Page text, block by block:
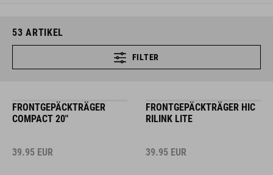
53 ARTIKEL
FILTER
FRONTGEPÄCKTRÄGER
COMPACT 20"
39.95 EUR
FRONTGEPÄCKTRÄGER HIC
RILINK LITE
39.95 EUR